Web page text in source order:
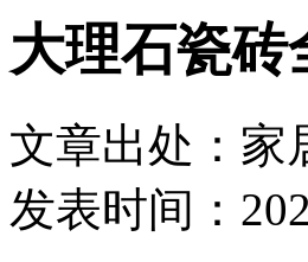
大理石瓷砖
文章出处：家
发表时间：